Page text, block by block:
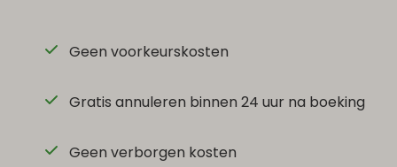
Geen voorkeurskosten
Gratis annuleren binnen 24 uur na boeking
Geen verborgen kosten